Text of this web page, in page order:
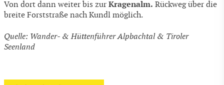
Von dort dann weiter bis zur Kragenalm. Rückweg über die
breite Forststraße nach Kundl möglich.
Quelle: Wander- & Hüttenführer Alpbachtal & Tiroler
Seenland